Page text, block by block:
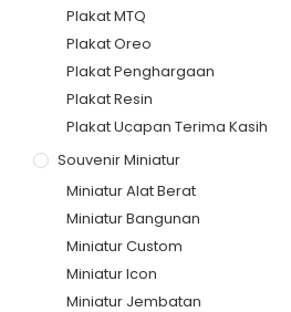
Plakat MTQ
Plakat Oreo
Plakat Penghargaan
Plakat Resin
Plakat Ucapan Terima Kasih
Souvenir Miniatur
Miniatur Alat Berat
Miniatur Bangunan
Miniatur Custom
Miniatur Icon
Miniatur Jembatan